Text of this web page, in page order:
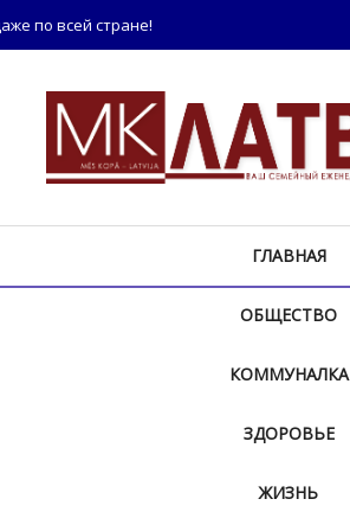
по всей стране!
ГЛАВНАЯ
ОБЩЕСТВО
КОММУНАЛКА
ЗДОРОВЬЕ
ЖИЗНЬ